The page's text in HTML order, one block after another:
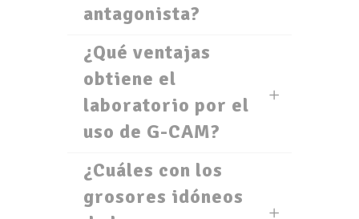
antagonista?
¿Qué ventajas
obtiene el
laboratorio por el
uso de G-CAM?
¿Cuáles con los
grosores idóneos